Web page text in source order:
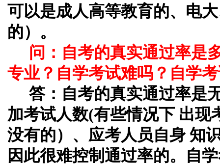
可以是成人高等教育的、电
的）。
问：自考的真实通过率是
专业？自学考试难吗？自学
答：自考的真实通过率是
加考试人数(有些情况下 出现
没有的）、应考人员自身 知
因此很难控制通过率的。自